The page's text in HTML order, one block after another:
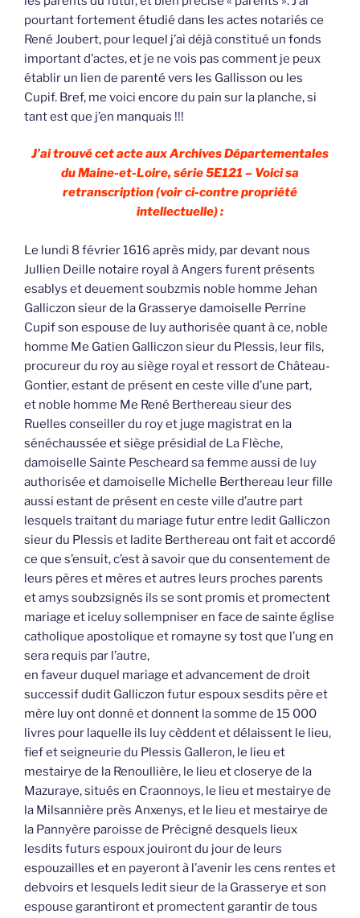
pourtant fortement étudié dans les actes notariés ce
René Joubert, pour lequel j’ai déjà constitué un fonds
important d’actes, et je ne vois pas comment je peux
établir un lien de parenté vers les Gallisson ou les
Cupif. Bref, me voici encore du pain sur la planche, si
tant est que j’en manquais !!!
J’ai trouvé cet acte aux Archives Départementales
du Maine-et-Loire, série 5E121 – Voici sa
retranscription (voir ci-contre propriété
intellectuelle) :
Le lundi 8 février 1616 après midy, par devant nous
Jullien Deille notaire royal à Angers furent présents
esablys et deuement soubzmis noble homme Jehan
Galliczon sieur de la Grasserye damoiselle Perrine
Cupif son espouse de luy authorisée quant à ce, noble
homme Me Gatien Galliczon sieur du Plessis, leur fils,
procureur du roy au siège royal et ressort de Château-
Gontier, estant de présent en ceste ville d’une part,
et noble homme Me René Berthereau sieur des
Ruelles conseiller du roy et juge magistrat en la
sénéchaussée et siège présidial de La Flèche,
damoiselle Sainte Pescheard sa femme aussi de luy
authorisée et damoiselle Michelle Berthereau leur fille
aussi estant de présent en ceste ville d’autre part
lesquels traitant du mariage futur entre ledit Galliczon
sieur du Plessis et ladite Berthereau ont fait et accordé
ce que s’ensuit, c’est à savoir que du consentement de
leurs pères et mères et autres leurs proches parents
et amys soubzsignés ils se sont promis et promectent
mariage et iceluy sollempniser en face de sainte église
catholique apostolique et romayne sy tost que l’ung en
sera requis par l’autre,
en faveur duquel mariage et advancement de droit
successif dudit Galliczon futur espoux sesdits père et
mère luy ont donné et donnent la somme de 15 000
livres pour laquelle ils luy cèddent et délaissent le lieu,
fief et seigneurie du Plessis Galleron, le lieu et
mestairye de la Renoullière, le lieu et closerye de la
Mazuraye, situés en Craonnoys, le lieu et mestairye de
la Milsannière près Anxenys, et le lieu et mestairye de
la Pannyère paroisse de Précigné desquels lieux
lesdits futurs espoux jouiront du jour de leurs
espouzailles et en payeront à l’avenir les cens rentes et
debvoirs et lesquels ledit sieur de la Grasserye et son
espouse garantiront et promectent garantir de tous